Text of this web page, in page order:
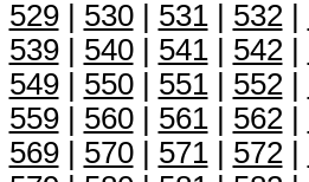
529| 530| 531| 532|
539| 540| 541| 542|
549| 550| 551| 552|
559| 560| 561| 562|
569| 570| 571| 572|